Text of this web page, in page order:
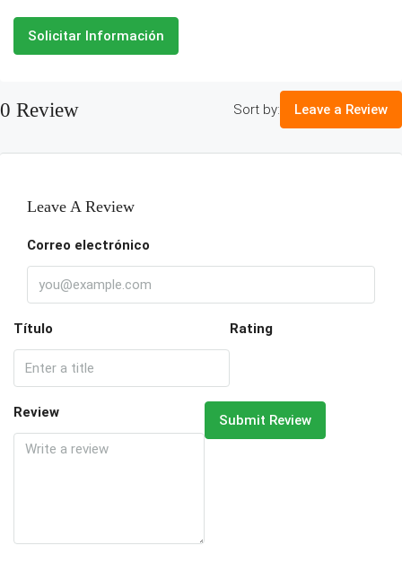
Solicitar Información
0 Review Sort by: Leave a Review
Leave A Review
Correo electrónico
Título Rating
Review Submit Review